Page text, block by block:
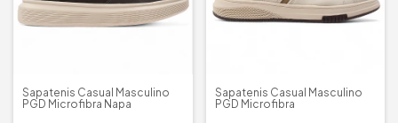
Sapatenis Casual Masculino
PGD Microfibra Napa
Sapatenis Casual Masculino
PGD Microfibra